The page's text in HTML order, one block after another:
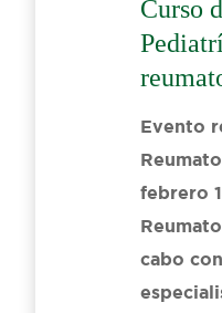
Curso
Evento
febrero
cabo